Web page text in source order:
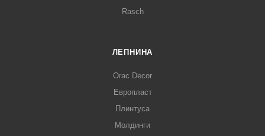
Rasch
ЛЕПНИНА
Orac Decor
Европласт
Плинтуса
Молдинги